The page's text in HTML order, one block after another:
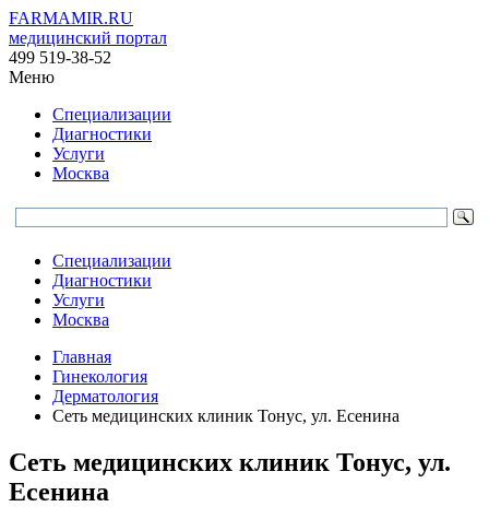
FARMAMIR.RU
медицинский портал
499 519-38-52
Меню
Специализации
Диагностики
Услуги
Москва
Специализации
Диагностики
Услуги
Москва
Главная
Гинекология
Дерматология
Сеть медицинских клиник Тонус, ул. Есенина
Сеть медицинских клиник Тонус, ул.
Есенина